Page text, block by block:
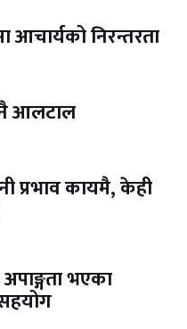
आचार्यको निरन्तरता
आलटाल
प्रभाव कायमै, केही
भएका